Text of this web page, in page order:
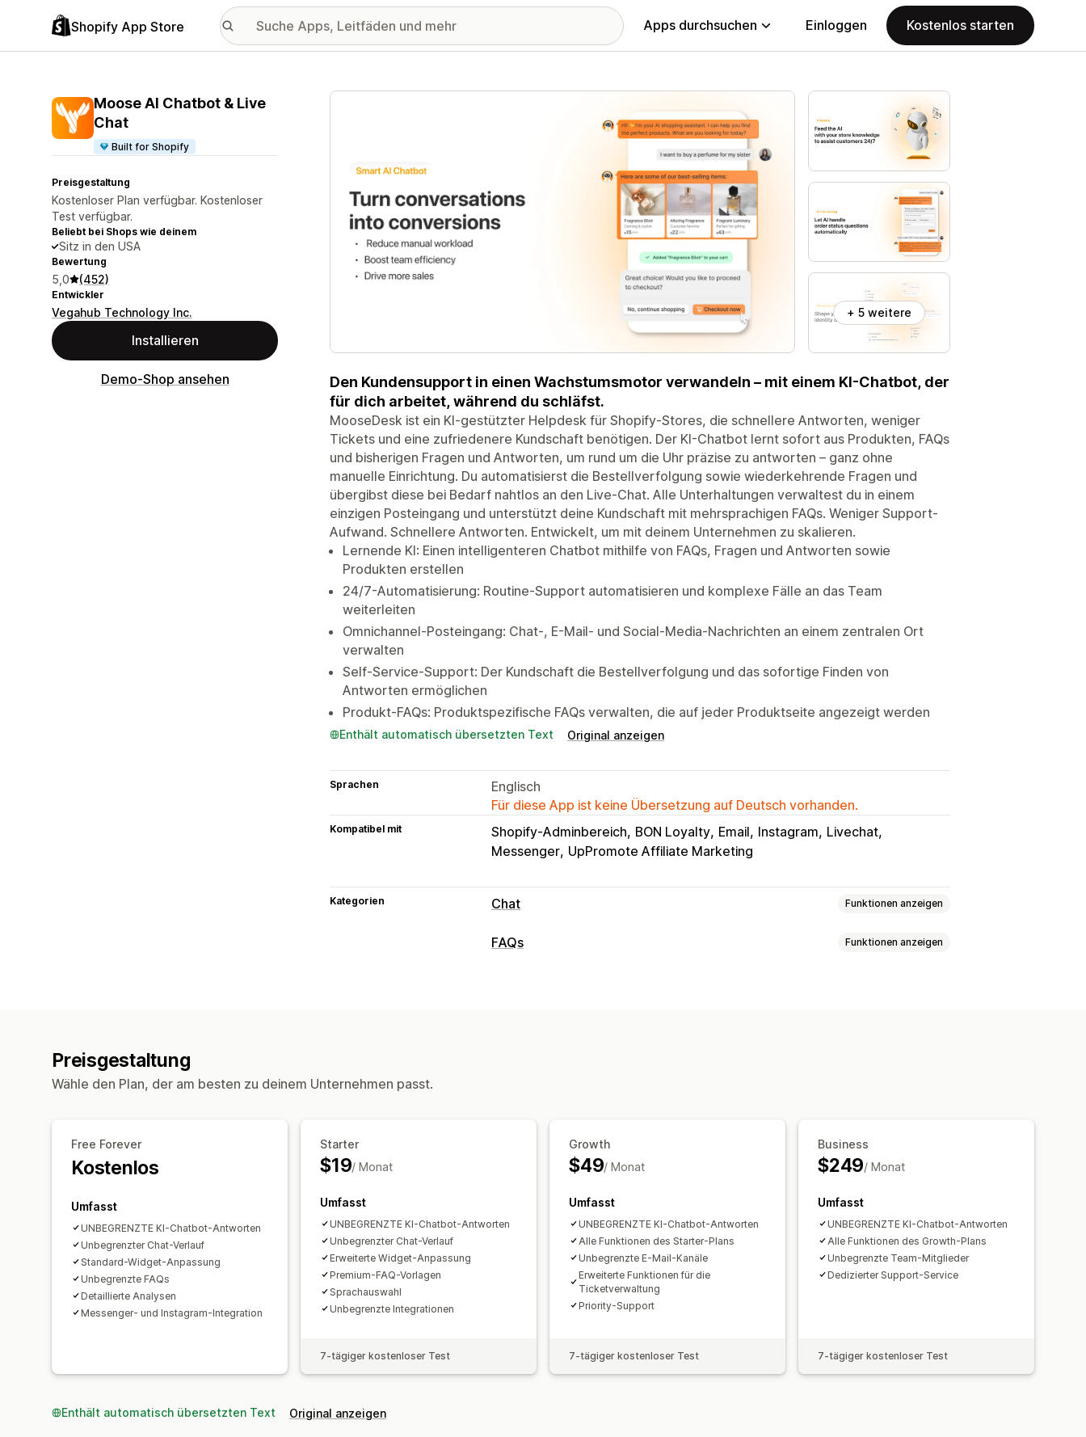
Shopify App Store Apps durchsuchen Einloggen Kostenlos starten
Moose AI Chatbot & Live
Chat
Built for Shopify
Preisgestaltung
Kostenloser Plan verfügbar. Kostenloser
Test verfügbar.
Beliebt bei Shops wie deinem
Sitz in den USA
Bewertung
5,0 (452)
Entwickler
Vegahub Technology Inc.
Installieren
Demo-Shop ansehen
Vorgestellte Bildergalerie
+ 5 weitere
Den Kundensupport in einen Wachstumsmotor verwandeln – mit einem KI-Chatbot, der
für dich arbeitet, während du schläfst.
MooseDesk ist ein KI-gestützter Helpdesk für Shopify-Stores, die schnellere Antworten, weniger
Tickets und eine zufriedenere Kundschaft benötigen. Der KI-Chatbot lernt sofort aus Produkten, FAQs
und bisherigen Fragen und Antworten, um rund um die Uhr präzise zu antworten – ganz ohne
manuelle Einrichtung. Du automatisierst die Bestellverfolgung sowie wiederkehrende Fragen und
übergibst diese bei Bedarf nahtlos an den Live-Chat. Alle Unterhaltungen verwaltest du in einem
einzigen Posteingang und unterstützt deine Kundschaft mit mehrsprachigen FAQs. Weniger Support-
Aufwand. Schnellere Antworten. Entwickelt, um mit deinem Unternehmen zu skalieren.
Lernende KI: Einen intelligenteren Chatbot mithilfe von FAQs, Fragen und Antworten sowie
Produkten erstellen
24/7-Automatisierung: Routine-Support automatisieren und komplexe Fälle an das Team
weiterleiten
Omnichannel-Posteingang: Chat-, E-Mail- und Social-Media-Nachrichten an einem zentralen Ort
verwalten
Self-Service-Support: Der Kundschaft die Bestellverfolgung und das sofortige Finden von
Antworten ermöglichen
Produkt-FAQs: Produktspezifische FAQs verwalten, die auf jeder Produktseite angezeigt werden
Enthält automatisch übersetzten Text Original anzeigen
Sprachen
Englisch
Für diese App ist keine Übersetzung auf Deutsch vorhanden.
Kompatibel mit Shopify-Adminbereich BON Loyalty Email Instagram Livechat
Messenger UpPromote Affiliate Marketing
Kategorien Chat Funktionen anzeigen
Nachrichten in Echtzeit
Begrüßungsnachrichten
Chatzuweisung
FAQs Funktionen anzeigen
Preisgestaltung
Wähle den Plan, der am besten zu deinem Unternehmen passt.
Free Forever
Kostenlos
Umfasst
UNBEGRENZTE KI-Chatbot-Antworten
Unbegrenzter Chat-Verlauf
Standard-Widget-Anpassung
Unbegrenzte FAQs
Detaillierte Analysen
Messenger- und Instagram-Integration
Starter
$19/ Monat
Umfasst
UNBEGRENZTE KI-Chatbot-Antworten
Unbegrenzter Chat-Verlauf
Erweiterte Widget-Anpassung
Premium-FAQ-Vorlagen
Sprachauswahl
Unbegrenzte Integrationen
7-tägiger kostenloser Test
Growth
$49/ Monat
Umfasst
UNBEGRENZTE KI-Chatbot-Antworten
Alle Funktionen des Starter-Plans
Unbegrenzte E-Mail-Kanäle
Erweiterte Funktionen für die
Ticketverwaltung
Priority-Support
7-tägiger kostenloser Test
Business
$249/ Monat
Umfasst
UNBEGRENZTE KI-Chatbot-Antworten
Alle Funktionen des Growth-Plans
Unbegrenzte Team-Mitglieder
Dedizierter Support-Service
7-tägiger kostenloser Test
Enthält automatisch übersetzten Text Original anzeigen